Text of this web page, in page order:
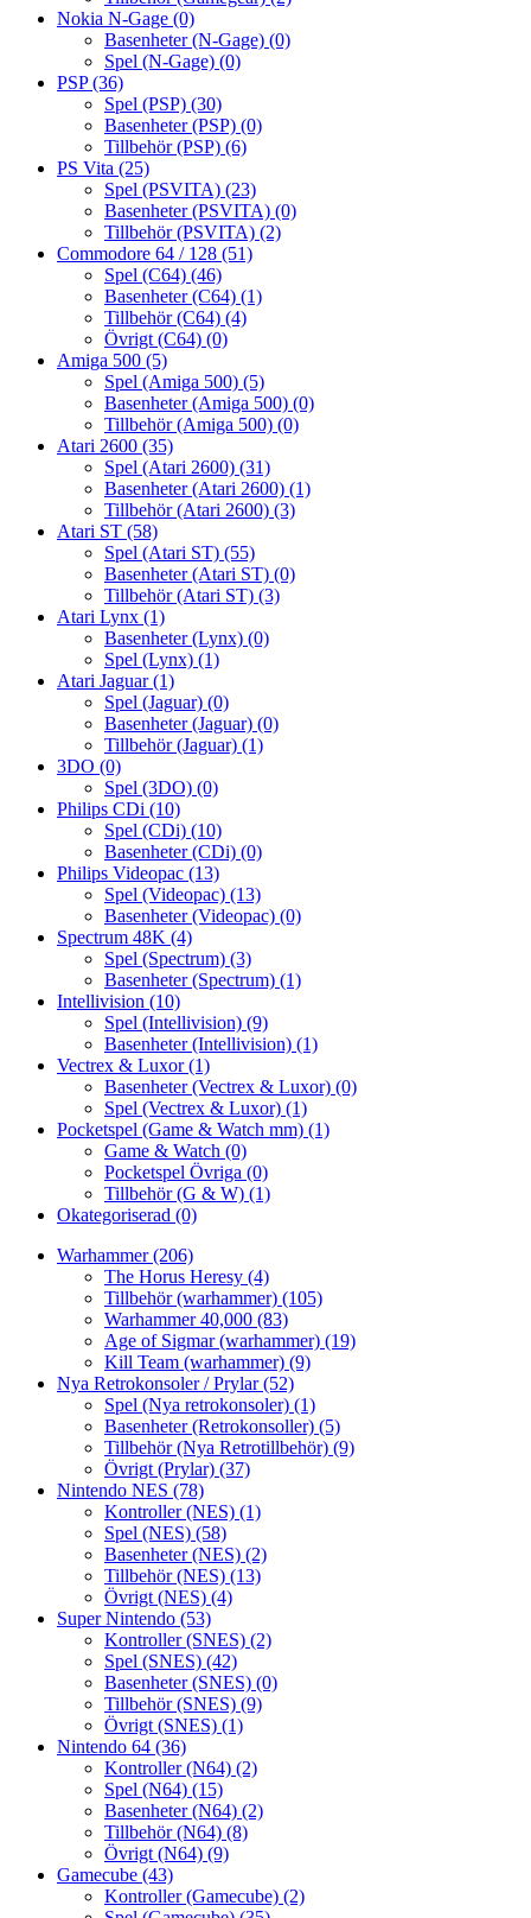
Nokia N-Gage (0)
Basenheter (N-Gage) (0)
Spel (N-Gage) (0)
PSP(36)
Spel (PSP) (30)
Basenheter (PSP) (0)
Tillbehör (PSP) (6)
PS Vita (25)
Spel (PSVITA) (23)
Basenheter (PSVITA) (0)
Tillbehör (PSVITA) (2)
Commodore 64 / 128 (51)
Spel (C64) (46)
Basenheter (C64) (1)
Tillbehör (C64) (4)
Övrigt (C64) (0)
Amiga 500 (5)
Spel (Amiga 500) (5)
Basenheter (Amiga 500) (0)
Tillbehör (Amiga 500) (0)
Atari 2600 (35)
Spel (Atari 2600) (31)
Basenheter (Atari 2600) (1)
Tillbehör (Atari 2600) (3)
Atari ST (58)
Spel (Atari ST) (55)
Basenheter (Atari ST) (0)
Tillbehör (Atari ST) (3)
Atari Lynx (1)
Basenheter (Lynx) (0)
Spel (Lynx) (1)
Atari Jaguar(1)
Spel (Jaguar) (0)
Basenheter (Jaguar) (0)
Tillbehör (Jaguar) (1)
3DO (0)
Spel (3DO) (0)
Philips CDi (10)
Spel (CDi) (10)
Basenheter (CDi) (0)
Philips Videopac (13)
Spel (Videopac) (13)
Basenheter (Videopac) (0)
Spectrum 48K (4)
Spel (Spectrum) (3)
Basenheter (Spectrum) (1)
Intellivision (10)
Spel (Intellivision) (9)
Basenheter (Intellivision) (1)
Vectrex & Luxor(1)
Basenheter (Vectrex & Luxor) (0)
Spel (Vectrex & Luxor) (1)
Pocketspel (Game & Watch mm) (1)
Game & Watch (0)
Pocketspel Övriga (0)
Tillbehör (G & W) (1)
Okategoriserad (0)
Warhammer(206)
The Horus Heresy (4)
Tillbehör (warhammer) (105)
Warhammer 40,000 (83)
Age of Sigmar (warhammer) (19)
Kill Team (warhammer) (9)
Nya Retrokonsoler / Prylar(52)
Spel (Nya retrokonsoler) (1)
Basenheter (Retrokonsoller) (5)
Tillbehör (Nya Retrotillbehör) (9)
Övrigt (Prylar) (37)
Nintendo NES (78)
Kontroller (NES) (1)
Spel (NES) (58)
Basenheter (NES) (2)
Tillbehör (NES) (13)
Övrigt (NES) (4)
Super Nintendo (53)
Kontroller (SNES) (2)
Spel (SNES) (42)
Basenheter (SNES) (0)
Tillbehör (SNES) (9)
Övrigt (SNES) (1)
Nintendo 64 (36)
Kontroller (N64) (2)
Spel (N64) (15)
Basenheter (N64) (2)
Tillbehör (N64) (8)
Övrigt (N64) (9)
Gamecube (43)
Kontroller (Gamecube) (2)